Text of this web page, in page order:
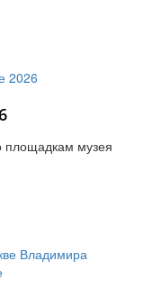
площадкам музея